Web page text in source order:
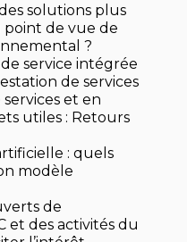
solutions plus
de vue de
?
service intégrée
de services
et en
utiles : Retours
: quels
modèle
de
et des activités du